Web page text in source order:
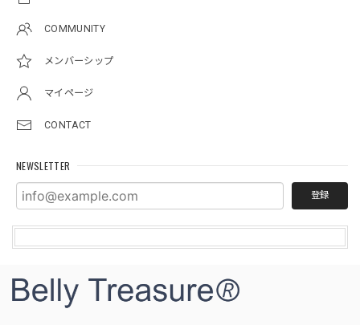
COMMUNITY
メンバーシップ
マイページ
CONTACT
NEWSLETTER
登録